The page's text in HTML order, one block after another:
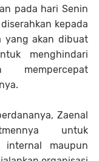
pada hari Senin
kepada
yang akan dibuat
menghindari
mempercepat
Zaenal
untuk
internal maupun